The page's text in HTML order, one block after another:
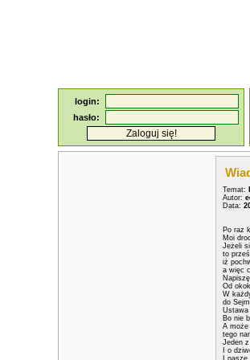
login:
hasło:
Temat:
Autor:
Data:
Po raz
Moi
Jeżeli
to
iż
a więc
Od
W
do
Ustawa
Bo nie
A
tego
Jeden
I o
I